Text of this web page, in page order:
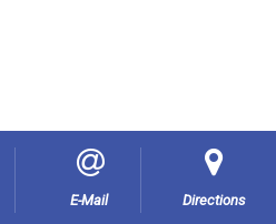
E-Mail Directions